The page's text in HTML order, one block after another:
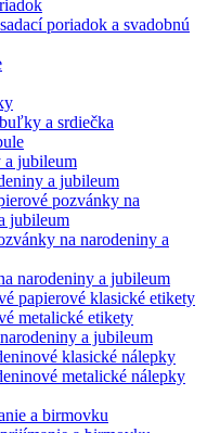
poriadok a svadobnú
a srdiečka
a jubileum
a jubileum
pozvánky na
jubileum
na narodeniny a
narodeniny a jubileum
papierové klasické etikety
metalické etikety
a jubileum
klasické nálepky
metalické nálepky
a birmovku